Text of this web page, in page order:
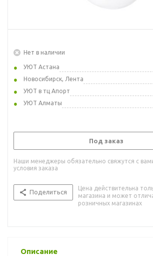
Нет в наличии
УЮТ Астана
Новосибирск, Лента
УЮТ в тц Апорт
УЮТ Алматы
Под заказ
Наши менеджеры обязательно свяжутся с
условия заказа
Поделиться
Цена действительна
магазина и может
розничных магазинах
Описание